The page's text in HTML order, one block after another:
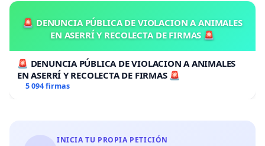
🚨 DENUNCIA PÚBLICA DE VIOLACION A ANIMALES
EN ASERRÍ Y RECOLECTA DE FIRMAS 🚨
🚨 DENUNCIA PÚBLICA DE VIOLACION A ANIMALES
EN ASERRÍ Y RECOLECTA DE FIRMAS 🚨
5 094 firmas
INICIA TU PROPIA PETICIÓN